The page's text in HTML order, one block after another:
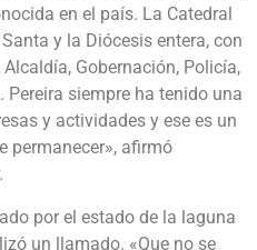
en el país. La Catedral
y la Diócesis entera, con
Gobernación, Policía,
Pereira siempre ha tenido una
y actividades y ese es un
permanecer», afirmó
por el estado de la laguna
un llamado. «Que no se